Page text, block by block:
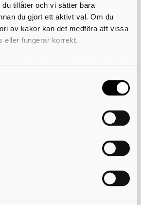
tillåter och vi sätter bara
du gjort ett aktivt val. Om du
av kakor kan det medföra att vissa
eller fungerar korrekt.
som du hittar längst ner på sidan
3, 541 30 Skövde